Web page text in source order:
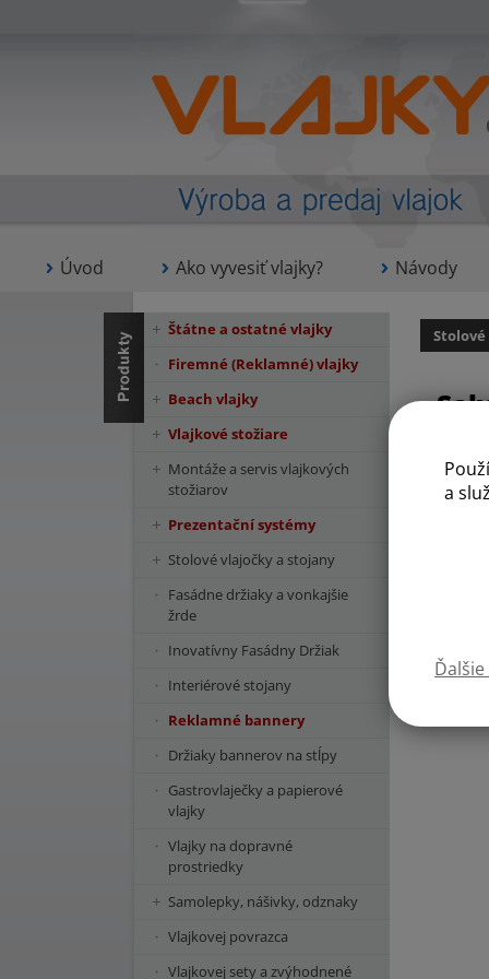
a
Úvod Ako vyvesiť vlajky? Návody
Štátne a ostatné vlajky
Firemné (Reklamné) vlajky
Beach vlajky
Vlajkové stožiare
Montáže a servis vlajkových
stožiarov
Prezentační systémy
Stolové vlajočky a stojany
Fasádne držiaky a vonkajšie
žrde
Inovatívny Fasádny Držiak
Interiérové stojany
Reklamné bannery
Držiaky bannerov na stĺpy
Gastrovlaječky a papierové
vlajky
Vlajky na dopravné
prostriedky
Samolepky, nášivky, odznaky
Vlajkovej povrazca
Vlajkovej sety a zvýhodnené